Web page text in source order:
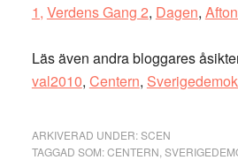
1, Verdens Gang 2, Dagen,
Läs även andra bloggares
val2010, Centern,
ARKIVERAD UNDER:SCEN
TAGGAD SOM:CENTERN